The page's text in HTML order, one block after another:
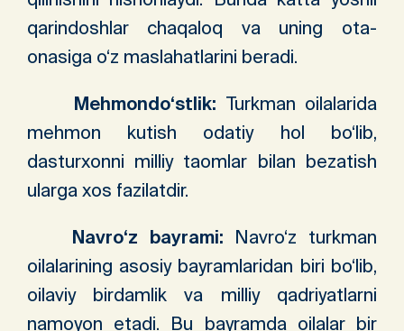
qarindoshlar chaqaloq va uning ota-
onasiga o‘z maslahatlarini beradi.
Mehmondo‘stlik: Turkman oilalarida
mehmon kutish odatiy hol bo‘lib,
dasturxonni milliy taomlar bilan bezatish
ularga xos fazilatdir.
Navro‘z bayrami: Navro‘z turkman
oilalarining asosiy bayramlaridan biri bo‘lib,
oilaviy birdamlik va milliy qadriyatlarni
namoyon etadi. Bu bayramda oilalar bir